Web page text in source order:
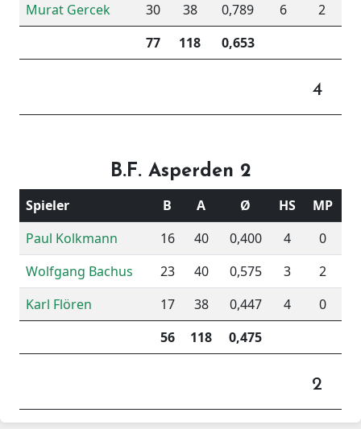
Murat Gercek
30 38 0,789 6
2
77
118 0,653
4
B.F. Asperden 2
Spieler B A Ø HS
MP
Paul Kolkmann
16 40 0,400 4
0
Wolfgang Bachus
23 40 0,575 3
2
Karl Flören
17 38 0,447 4
0
56
118 0,475
2